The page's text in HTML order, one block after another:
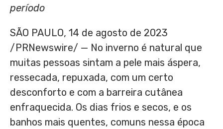
período
SÃO PAULO, 14 de agosto de 2023
/PRNewswire/ — No inverno é natural que
muitas pessoas sintam a pele mais áspera,
ressecada, repuxada, com um certo
desconforto e com a barreira cutânea
enfraquecida. Os dias frios e secos, e os
banhos mais quentes, comuns nessa época